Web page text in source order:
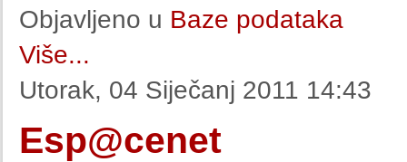
Objavljeno u Baze podataka
Više...
Utorak, 04 Siječanj 2011 14:43
Esp@cenet